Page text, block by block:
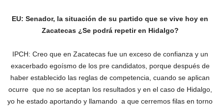
EU: Senador, la situación de su partido que se vive hoy en
Zacatecas ¿Se podrá repetir en Hidalgo?
IPCH: Creo que en Zacatecas fue un exceso de confianza y un
exacerbado egoísmo de los pre candidatos, porque después de
haber establecido las reglas de competencia, cuando se aplican
ocurre que no se aceptan los resultados y en el caso de Hidalgo,
yo he estado aportando y llamando a que cerremos filas en torno